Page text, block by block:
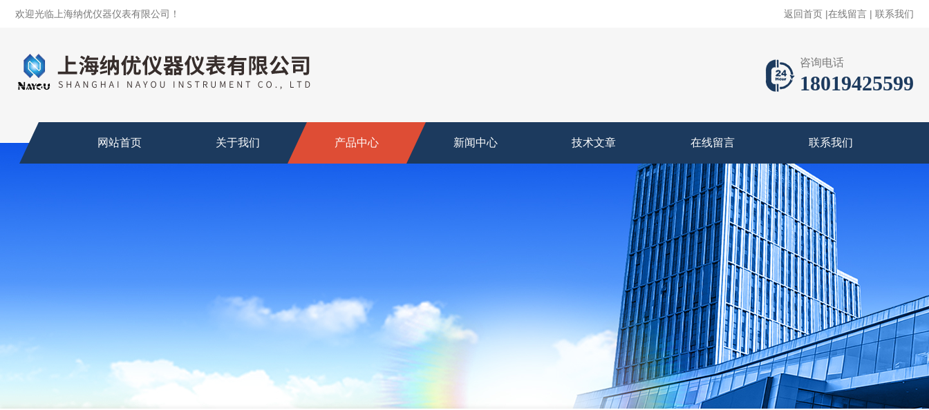
欢迎光临上海纳优仪器仪表有限公司！ 返回首页 |在线留言 | 联系我们
咨询电话
18019425599
网站首页 关于我们 产品中心 新闻中心 技术文章 在线留言 联系我们